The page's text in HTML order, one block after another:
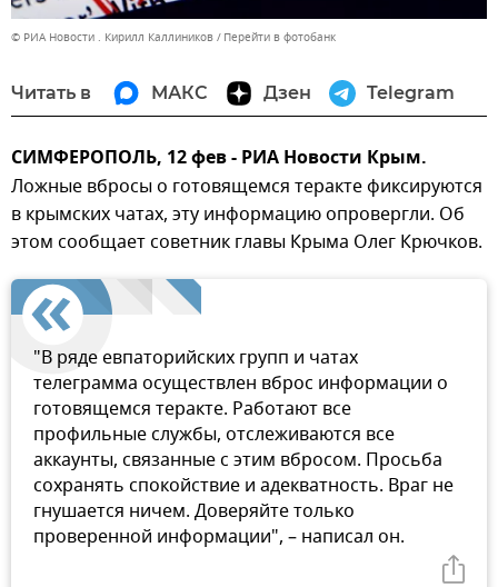
© РИА Новости . Кирилл Каллиников Перейти в фотобанк
Читать в МАКС Дзен Telegram
СИМФЕРОПОЛЬ, 12 фев - РИА Новости Крым.
Ложные вбросы о готовящемся теракте фиксируются
в крымских чатах, эту информацию опровергли. Об
этом сообщает советник главы Крыма Олег Крючков.
"В ряде евпаторийских групп и чатах
телеграмма осуществлен вброс информации о
готовящемся теракте. Работают все
профильные службы, отслеживаются все
аккаунты, связанные с этим вбросом. Просьба
сохранять спокойствие и адекватность. Враг не
гнушается ничем. Доверяйте только
проверенной информации", – написал он.